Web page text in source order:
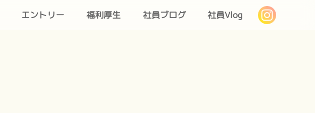
エントリー 福利厚生 社員ブログ 社員Vlog